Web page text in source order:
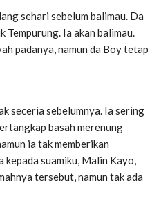
sehari sebelum balimau. Da
Tempurung. Ia akan balimau.
padanya, namun da Boy tetap
seceria sebelumnya. Ia sering
basah merenung
ia tak memberikan
kepada suamiku, Malin Kayo,
tersebut, namun tak ada